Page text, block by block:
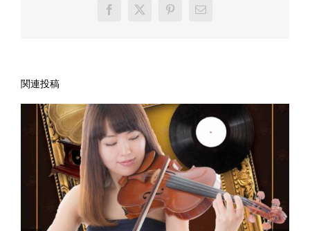
Facebook
X Pinterest
電
関連投稿